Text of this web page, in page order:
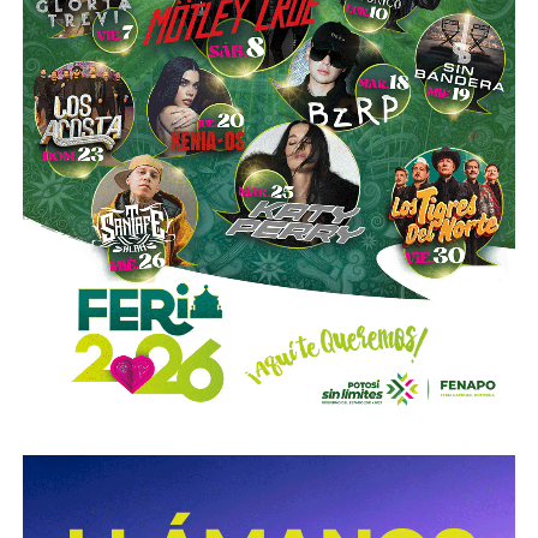
familiar y una clase especial de acciones) el control formal
del voto de la empresa, independientemente de cuánto
capital tenga cada quien. En resumidas cuentas, aunque
Emilio Azcárraga tiene el poder de decisión,el mismo
financiero que reparte el control de El Realito con los
dos hombres más poderosos de Televisa está, al
mismo tiempo, camino a convertirse en el mayor
dueño accionario de la propia televisora.